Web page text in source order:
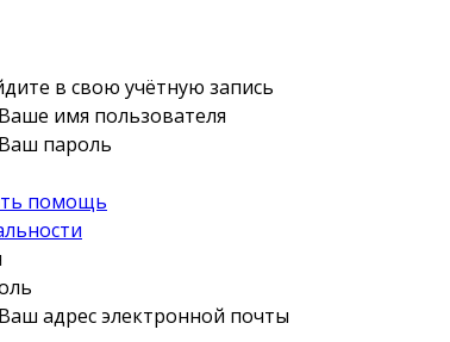
в свою учётную запись
Ваше имя пользователя
Ваш пароль
помощь
Ваш адрес электронной почты